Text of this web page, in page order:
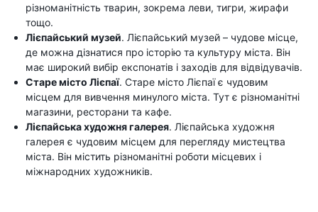
різноманітність тварин, зокрема леви, тигри, жирафи
тощо.
Лієпайський музей. Лієпайський музей – чудове місце,
де можна дізнатися про історію та культуру міста. Він
має широкий вибір експонатів і заходів для відвідувачів.
Старе місто Лієпаї. Старе місто Лієпаї є чудовим
місцем для вивчення минулого міста. Тут є різноманітні
магазини, ресторани та кафе.
Лієпайська художня галерея. Лієпайська художня
галерея є чудовим місцем для перегляду мистецтва
міста. Він містить різноманітні роботи місцевих і
міжнародних художників.